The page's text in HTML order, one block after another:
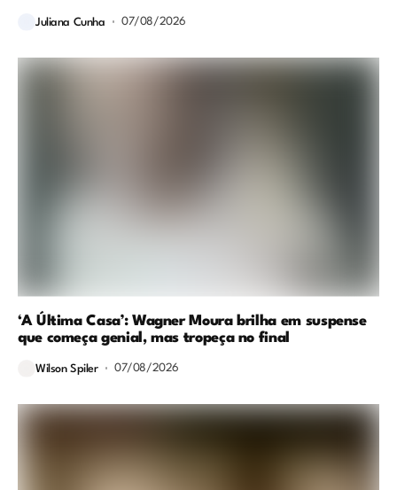
Juliana Cunha 07/08/2026
‘A Última Casa’: Wagner Moura brilha em suspense
que começa genial, mas tropeça no final
Wilson Spiler 07/08/2026